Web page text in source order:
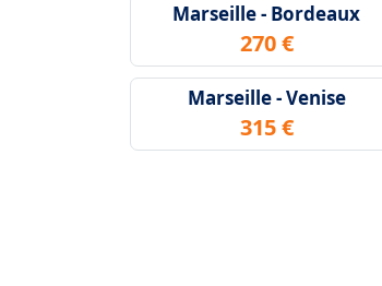
Marseille - Bordeaux
270 €
Marseille - Venise
315 €